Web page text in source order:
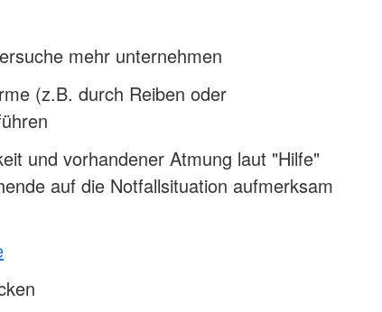
mehr unternehmen
(z.B. durch Reiben oder
und vorhandener Atmung laut "Hilfe"
auf die Notfallsituation aufmerksam